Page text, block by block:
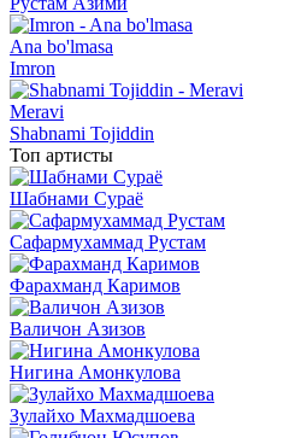
Ana bo'lmasa
Imron
Meravi
Shabnami Tojiddin
Топ артисты
Шабнами Сураё
Сафармухаммад Рустам
Фарахманд Каримов
Валичон Азизов
Нигина Амонкулова
Зулайхо Махмадшоева